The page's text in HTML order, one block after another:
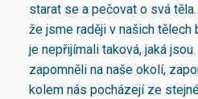
starat se a pečovat o svá
že jsme raději v našich
je nepřijímali taková, jaká
zapomněli na naše okolí,
kolem nás pocházejí ze